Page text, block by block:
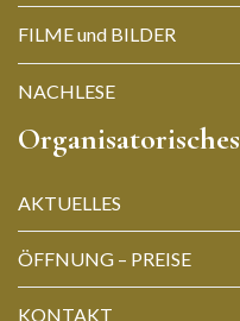
FILME und BILDER
NACHLESE
Organisatorisches
AKTUELLES
ÖFFNUNG – PREISE
KONTAKT